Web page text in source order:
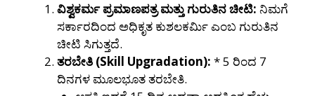
ವಿಶ್ವಕರ್ಮ ಪ್ರಮಾಣಪತ್ರ ಮತ್ತು ಗುರುತಿನ ಚೀಟಿ: ನಿಮಗೆ
ಸರ್ಕಾರದಿಂದ ಅಧಿಕೃತ ಕುಶಲಕರ್ಮಿ ಎಂಬ ಗುರುತಿನ
ಚೀಟಿ ಸಿಗುತ್ತದೆ.
ತರಬೇತಿ (Skill Upgradation): * 5 ರಿಂದ 7
ದಿನಗಳ ಮೂಲಭೂತ ತರಬೇತಿ.